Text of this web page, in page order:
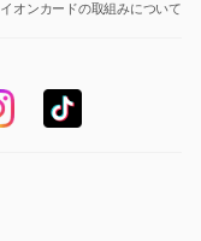
イオンカードの取組みについて